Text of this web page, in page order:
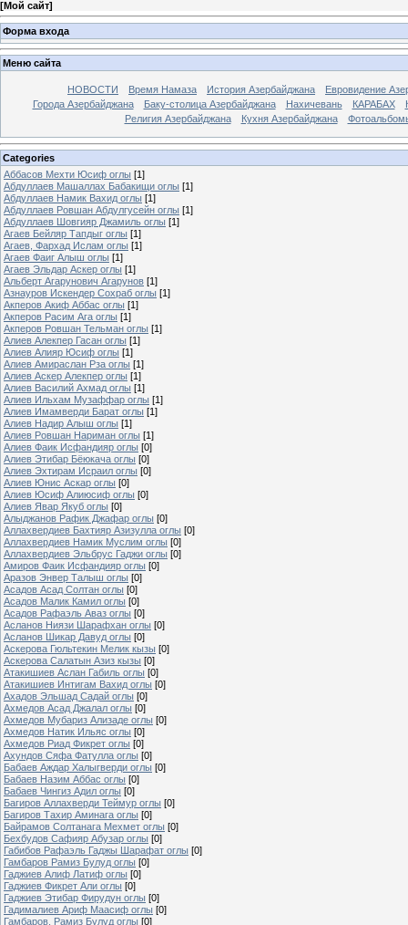
[Мой сайт]
Форма входа
Меню сайта
НОВОСТИ Время Намаза История Азербайджана
Евровидение
Города Азербайджана
Баку-столица Азербайджана Нахичевань КАРАБАХ
Религия Азербайджана
Кухня Азербайджана
Categories
Аббасов Мехти Юсиф оглы [1]
Абдуллаев Машаллах Бабакищи оглы [1]
Абдуллаев Намик Вахид оглы [1]
Абдуллаев Ровшан Абдулгусейн оглы [1]
Абдуллаев Шовгияр Джамиль оглы [1]
Агаев Бейляр Тапдыг оглы [1]
Агаев, Фархад Ислам оглы [1]
Агаев Фаиг Алыш оглы [1]
Агаев Эльдар Аскер оглы [1]
Альберт Агарунович Агарунов [1]
Азнауров Искендер Сохраб оглы [1]
Акперов Акиф Аббас оглы [1]
Акперов Расим Ага оглы [1]
Акперов Ровшан Тельман оглы [1]
Алиев Алекпер Гасан оглы [1]
Алиев Алияр Юсиф оглы [1]
Алиев Амираслан Рза оглы [1]
Алиев Аскер Алекпер оглы [1]
Алиев Василий Ахмад оглы [1]
Алиев Ильхам Музаффар оглы [1]
Алиев Имамверди Барат оглы [1]
Алиев Надир Алыш оглы [1]
Алиев Ровшан Нариман оглы [1]
Алиев Фаик Исфандияр оглы [0]
Алиев Этибар Бёюкача оглы [0]
Алиев Эхтирам Исраил оглы [0]
Алиев Юнис Аскар оглы [0]
Алиев Юсиф Алиюсиф оглы [0]
Алиев Явар Якуб оглы [0]
Алыджанов Рафик Джафар оглы [0]
Аллахвердиев Бахтияр Азизулла оглы [0]
Аллахвердиев Намик Муслим оглы [0]
Аллахвердиев Эльбрус Гаджи оглы [0]
Амиров Фаик Исфандияр оглы [0]
Аразов Энвер Талыш оглы [0]
Асадов Асад Солтан оглы [0]
Асадов Малик Камил оглы [0]
Асадов Рафаэль Аваз оглы [0]
Асланов Ниязи Шарафхан оглы [0]
Асланов Шикар Давуд оглы [0]
Аскерова Гюльтекин Мелик кызы [0]
Аскерова Салатын Азиз кызы [0]
Атакишиев Аслан Габиль оглы [0]
Атакишиев Интигам Вахид оглы [0]
Ахадов Эльшад Садай оглы [0]
Ахмедов Асад Джалал оглы [0]
Ахмедов Мубариз Ализаде оглы [0]
Ахмедов Натик Ильяс оглы [0]
Ахмедов Риад Фикрет оглы [0]
Ахундов Сяфа Фатулла оглы [0]
Бабаев Аждар Халыгверди оглы [0]
Бабаев Назим Аббас оглы [0]
Бабаев Чингиз Адил оглы [0]
Багиров Аллахверди Теймур оглы [0]
Багиров Тахир Аминага оглы [0]
Байрамов Солтанага Мехмет оглы [0]
Бехбудов Сафияр Абузар оглы [0]
Габибов Рафаэль Гаджы Шарафат оглы [0]
Гамбаров Рамиз Булуд оглы [0]
Гаджиев Алиф Латиф оглы [0]
Гаджиев Фикрет Али оглы [0]
Гаджиев Этибар Фирудун оглы [0]
Гадималиев Ариф Маасиф оглы [0]
Гамбаров, Рамиз Булуд оглы [0]